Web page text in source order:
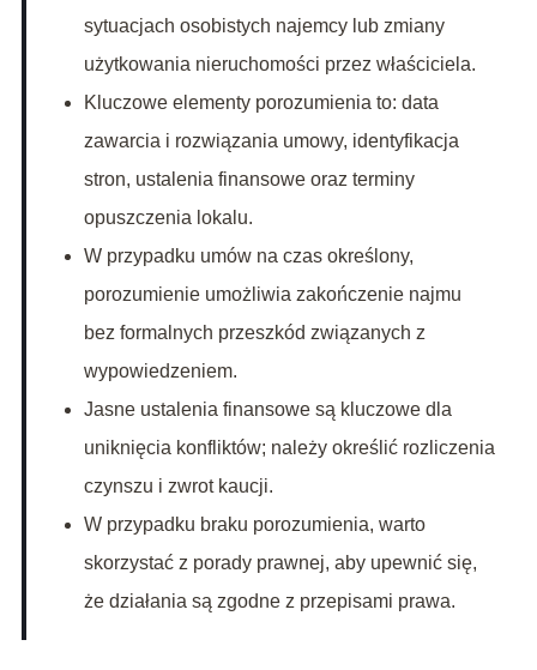
sytuacjach osobistych najemcy lub zmiany
użytkowania nieruchomości przez właściciela.
Kluczowe elementy porozumienia to: data
zawarcia i rozwiązania umowy, identyfikacja
stron, ustalenia finansowe oraz terminy
opuszczenia lokalu.
W przypadku umów na czas określony,
porozumienie umożliwia zakończenie najmu
bez formalnych przeszkód związanych z
wypowiedzeniem.
Jasne ustalenia finansowe są kluczowe dla
uniknięcia konfliktów; należy określić rozliczenia
czynszu i zwrot kaucji.
W przypadku braku porozumienia, warto
skorzystać z porady prawnej, aby upewnić się,
że działania są zgodne z przepisami prawa.